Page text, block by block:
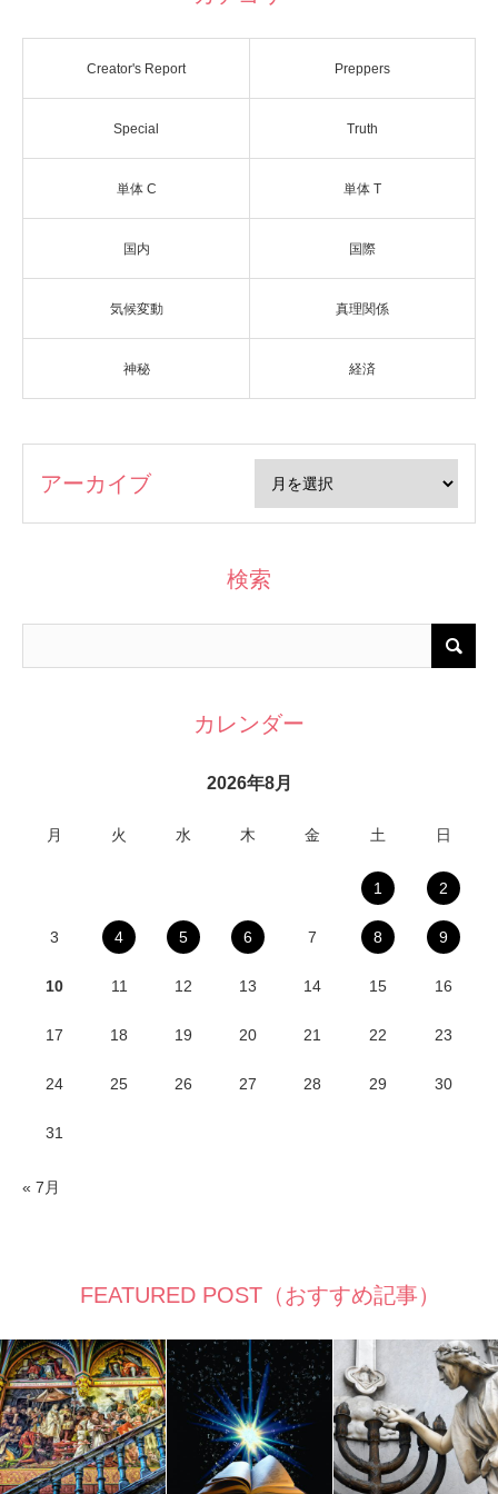
Creator's Report Preppers
Special Truth
単体 C 単体 T
国内 国際
気候変動 真理関係
神秘 経済
アーカイブ
検索
カレンダー
2026年8月
月 火 水 木 金 土 日
1 2
3 4 5 6 7 8 9
10 11 12 13 14 15 16
17 18 19 20 21 22 23
24 25 26 27 28 29 30
31
« 7月
FEATURED POST（おすすめ記事）